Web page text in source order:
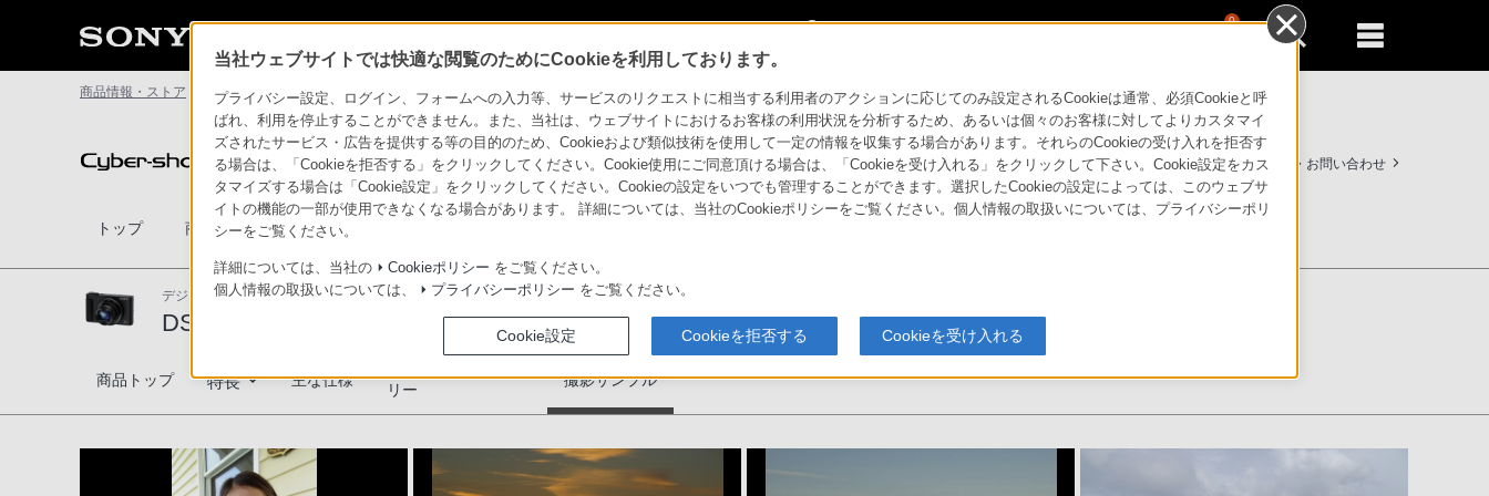
0
商品情報・ストア サイバーショット DSC-HX90V 撮影サンプル
デジタルスチルカメラ Cyber-shot 法人のお客様はこちら サポート・お問い合わせ
トップ 商品一覧 アクセサリー
ソニーストア
デジタルスチルカメラ
DSC-HX90V
DSC-HX90V
商品トップ 特長 主な仕様
リー
撮影サンプル
当社ウェブサイトでは快適な閲覧のためにCookieを利用しております。
プライバシー設定、ログイン、フォームへの入力等、サービスのリクエストに相当する利用者のアクションに応じてのみ設定されるCookieは通常、必須Cookieと呼
ばれ、利用を停止することができません。また、当社は、ウェブサイトにおけるお客様の利用状況を分析するため、あるいは個々のお客様に対してよりカスタマイ
ズされたサービス・広告を提供する等の目的のため、Cookieおよび類似技術を使用して一定の情報を収集する場合があります。それらのCookieの受け入れを拒否す
る場合は、「Cookieを拒否する」をクリックしてください。Cookie使用にご同意頂ける場合は、「Cookieを受け入れる」をクリックして下さい。Cookie設定をカス
タマイズする場合は「Cookie設定」をクリックしてください。Cookieの設定をいつでも管理することができます。選択したCookieの設定によっては、このウェブサ
イトの機能の一部が使用できなくなる場合があります。 詳細については、当社のCookieポリシーをご覧ください。個人情報の取扱いについては、プライバシーポリ
シーをご覧ください。
詳細については、当社の Cookieポリシー をご覧ください。
個人情報の取扱いについては、
プライバシーポリシー をご覧ください。
Cookie設定 Cookieを拒否する Cookieを受け入れる